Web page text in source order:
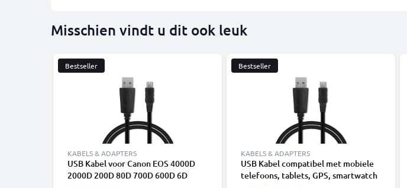
Misschien vindt u dit ook leuk
Bestseller
KABELS & ADAPTERS
USB Kabel voor Canon EOS 4000D
2000D 200D 80D 700D 600D 6D
Bestseller
KABELS & ADAPTERS
USB Kabel compatibel met mobiele
telefoons, tablets, GPS, smartwatch